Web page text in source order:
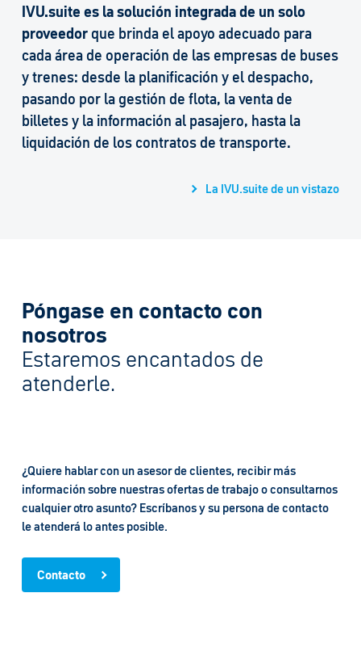
IVU.suite es la solución integrada de un solo
proveedorque brinda el apoyo adecuado para
cada área de operación de las empresas de buses
y trenes: desde la planificación y el despacho,
pasando por la gestión de flota, la venta de
billetes y la información al pasajero, hasta la
liquidación de los contratos de transporte.
La IVU.suite de un vistazo
Póngase en contacto con
nosotros
Estaremos encantados de
atenderle.
¿Quiere hablar con un asesor de clientes, recibir más
información sobre nuestras ofertas de trabajo o consultarnos
cualquier otro asunto? Escríbanos y su persona de contacto
le atenderá lo antes posible.
Contacto